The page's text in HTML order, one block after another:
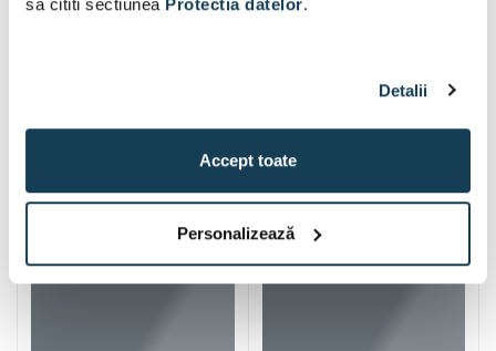
sa cititi sectiunea Protectia datelor.
Detalii
Accept toate
Personalizează
Iti mai recomandam si